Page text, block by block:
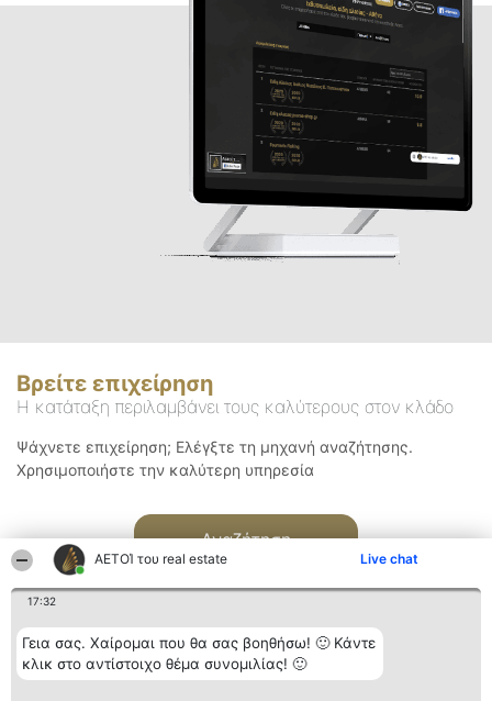
ΑΕΤΟΊ του real estate Live chat
17:32
Γεια σας. Χαίρομαι που θα σας βοηθήσω! 🙂 Κάντε
κλικ στο αντίστοιχο θέμα συνομιλίας! 🙂
Βρείτε επιχείρηση
Η κατάταξη περιλαμβάνει τους καλύτερους στον κλάδο
Ψάχνετε επιχείρηση; Ελέγξτε τη μηχανή αναζήτησης.
Χρησιμοποιήστε την καλύτερη υπηρεσία
Αναζήτηση